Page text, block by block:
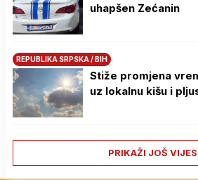
uhapšen Zećanin
REPUBLIKA SRPSKA / BIH
Stiže promjena
uz lokalnu kišu i
PRIKAŽI JOŠ